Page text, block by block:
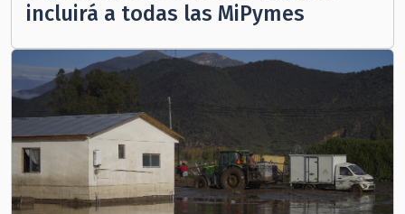
incluirá a todas las MiPymes